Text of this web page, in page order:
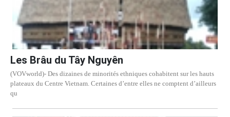
Les Brâu du Tây Nguyên
(VOVworld)- Des dizaines de minorités ethniques cohabitent sur les hauts
plateaux du Centre Vietnam. Certaines d’entre elles ne comptent d’ailleurs
qu